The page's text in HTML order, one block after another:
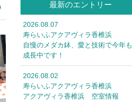
最新のエントリー
2026.08.07
寿らいふアクアヴィラ香椎浜
自慢のメダカ鉢、愛と技術で今年も
成長中です！
2026.08.02
寿らいふアクアヴィラ香椎浜
アクアヴィラ香椎浜 空室情報